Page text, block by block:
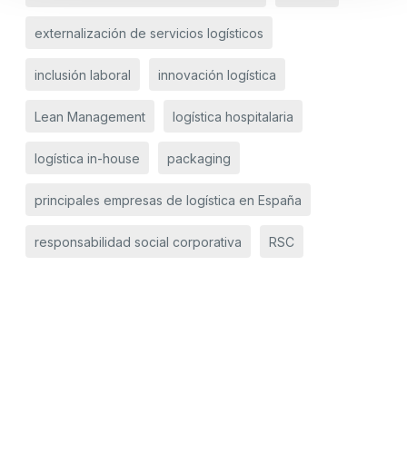
externalización de servicios logísticos
inclusión laboral innovación logística
Lean Management logística hospitalaria
logística in-house packaging
principales empresas de logística en España
responsabilidad social corporativa RSC